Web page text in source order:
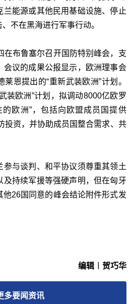
兰能源或其他民用基础设施、停止
不在黑海进行军事行动。
在布鲁塞尔召开国防特别峰会，支
会议的成果公报显示，欧洲理事会
恩提出的“重新武装欧洲”计划。
装欧洲”计划，拟调动8000亿欧罗
欧洲”，包括向欧盟成员国提供
投资，并协助成员国整合需求、共
参与谈判、和平协议须尊重其领土
及持续军援等强硬声明，但在匈牙
26国同意的峰会结论附件形式发
编辑︱贺巧华
多要闻资讯